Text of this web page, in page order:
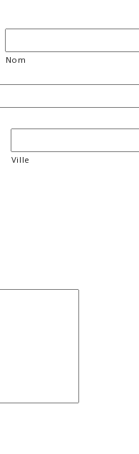
Nom
Ville